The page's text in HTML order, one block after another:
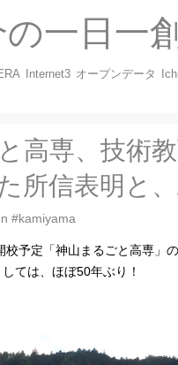
一日一創
Internet3 オープンデータ
高専、技術
所信表明と
#kamiyama
予定「神山まるごと高専」
ては、ほぼ50年ぶり！